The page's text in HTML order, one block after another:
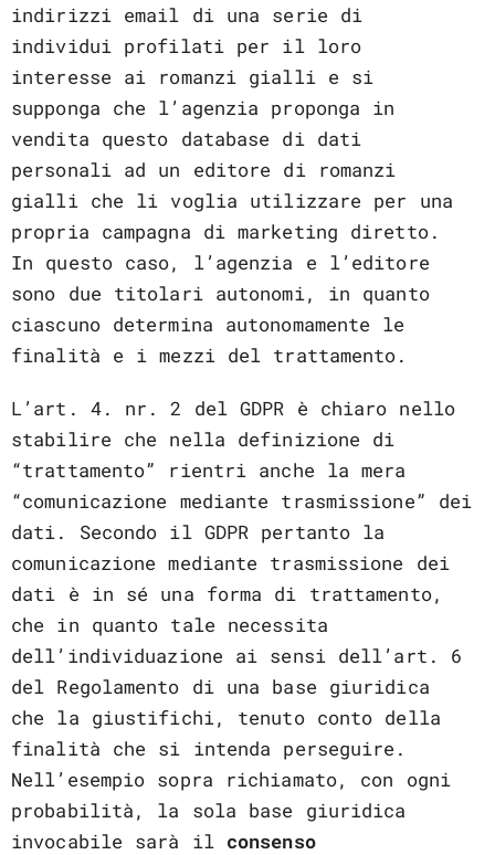
indirizzi email di una serie di
individui profilati per il loro
interesse ai romanzi gialli e si
supponga che l’agenzia proponga in
vendita questo database di dati
personali ad un editore di romanzi
gialli che li voglia utilizzare per una
propria campagna di marketing diretto.
In questo caso, l’agenzia e l’editore
sono due titolari autonomi, in quanto
ciascuno determina autonomamente le
finalità e i mezzi del trattamento.
L’art. 4. nr. 2 del GDPR è chiaro nello
stabilire che nella definizione di
“trattamento” rientri anche la mera
“comunicazione mediante trasmissione” dei
dati. Secondo il GDPR pertanto la
comunicazione mediante trasmissione dei
dati è in sé una forma di trattamento,
che in quanto tale necessita
dell’individuazione ai sensi dell’art. 6
del Regolamento di una base giuridica
che la giustifichi, tenuto conto della
finalità che si intenda perseguire.
Nell’esempio sopra richiamato, con ogni
probabilità, la sola base giuridica
invocabile sarà il consenso